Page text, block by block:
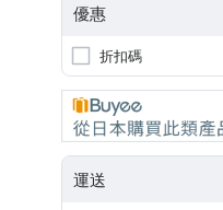
優惠
折扣碼
運送